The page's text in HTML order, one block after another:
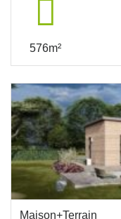
576m²
Maison+Terrain